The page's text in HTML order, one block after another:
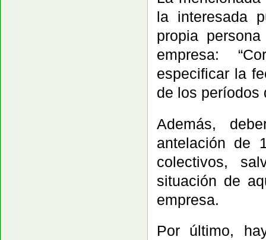
la interesada
propia
empresa:
especificar la
de los períodos
Además,
antelación de
colectivos,
situación de
empresa.
Por último,